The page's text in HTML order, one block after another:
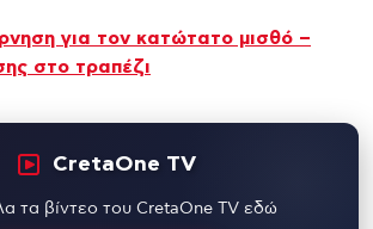
για τον κατώτατο μισθό –
στο τραπέζι
CretaOne TV
τα βίντεο του CretaOne TV εδώ